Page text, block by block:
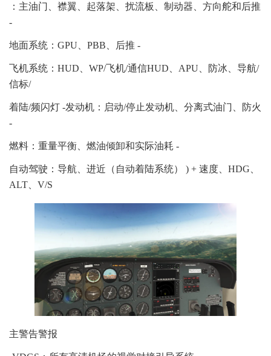
：主油门、襟翼、起落架、扰流板、制动器、方向舵和后推
-
地面系统：GPU、PBB、后推 -
飞机系统：HUD、WP/飞机/通信HUD、APU、防冰、导航/
信标/
着陆/频闪灯 -发动机：启动/停止发动机、分离式油门、防火
-
燃料：重量平衡、燃油倾卸和实际油耗 -
自动驾驶：导航、进近（自动着陆系统） ) + 速度、HDG、
ALT、V/S
主警告警报